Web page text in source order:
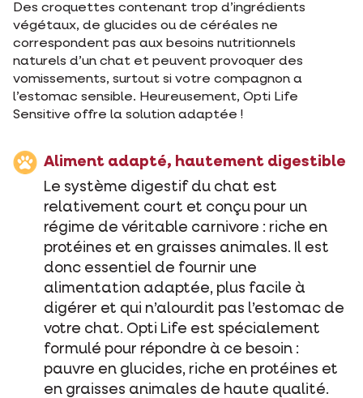
Des croquettes contenant trop d’ingrédients
végétaux, de glucides ou de céréales ne
correspondent pas aux besoins nutritionnels
naturels d’un chat et peuvent provoquer des
vomissements, surtout si votre compagnon a
l’estomac sensible. Heureusement, Opti Life
Sensitive offre la solution adaptée !
Aliment adapté, hautement digestible
Le système digestif du chat est
relativement court et conçu pour un
régime de véritable carnivore : riche en
protéines et en graisses animales. Il est
donc essentiel de fournir une
alimentation adaptée, plus facile à
digérer et qui n’alourdit pas l’estomac de
votre chat. Opti Life est spécialement
formulé pour répondre à ce besoin :
pauvre en glucides, riche en protéines et
en graisses animales de haute qualité.